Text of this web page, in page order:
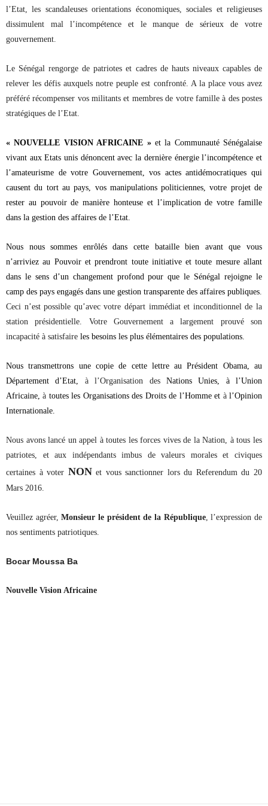
l’Etat, les scandaleuses orientations économiques, sociales et religieuses
dissimulent mal l’incompétence et le manque de sérieux de votre
gouvernement.
Le Sénégal rengorge de patriotes et cadres de hauts niveaux capables de
relever les défis auxquels notre peuple est confronté. A la place vous avez
préféré récompenser vos militants et membres de votre famille à des postes
stratégiques de l’Etat.
« NOUVELLE VISION AFRICAINE »et la Communauté Sénégalaise
vivant aux Etats unis dénoncent avec la dernière énergie l’incompétence et
l’amateurisme de votre Gouvernement, vos actes antidémocratiques qui
causent du tort au pays, vos manipulations politiciennes, votre projet de
rester au pouvoir de manière honteuse et l’implication de votre famille
dans la gestion des affaires de l’Etat.
Nous nous sommes enrôlés dans cette bataille bien avant que vous
n’arriviez au Pouvoir et prendront toute initiative et toute mesure allant
dans le sens d’un changement profond pour que le Sénégal rejoigne le
camp des pays engagés dans une gestion transparente des affaires publiques.
Ceci n’est possible qu’avec votre départ immédiat et inconditionnel de la
station présidentielle. Votre Gouvernement a largement prouvé son
incapacité à satisfaire les besoins les plus élémentaires des populations.
Nous transmettrons une copie de cette lettre au Président Obama, au
Département d’Etat, à l’Organisation des Nations Unies, à l’Union
Africaine,à toutes les Organisations des Droits de l’Homme et àl’Opinion
Internationale.
Nous avons lancé un appel à toutes les forces vives de la Nation, à tous les
patriotes, et aux indépendants imbus de valeurs morales et civiques
certaines à voter NON et vous sanctionner lors du Referendum du 20
Mars 2016.
Veuillez agréer,Monsieur le président de la République, l’expression de
nos sentiments patriotiques.
Bocar Moussa Ba
Nouvelle Vision Africaine